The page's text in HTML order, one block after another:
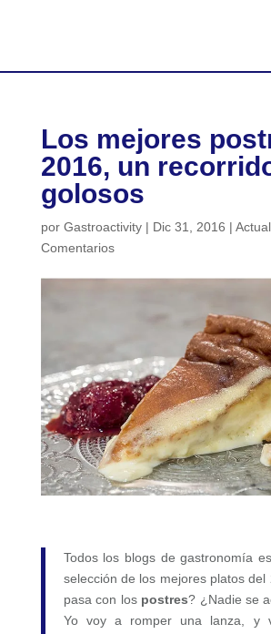
Los mejores
2016, un
golosos
por Gastroactivity| Dic 31, 2016 |
Comentarios
Todos los blogs de gastronomía
selección de los mejores platos
pasa con los postres? ¿Nadie se
Yo voy a romper una lanza, y